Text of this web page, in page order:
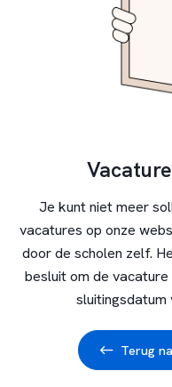
Je kunt niet meer
vacatures op onze
door de scholen zelf.
besluit om de
sluitingsdatum
Terug